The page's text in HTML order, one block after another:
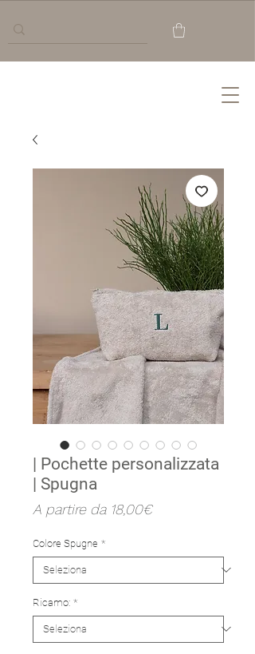
| Pochette personalizzata
| Spugna
A partire da 18,00€Prezzo
Colore Spugne *
Ricamo: *